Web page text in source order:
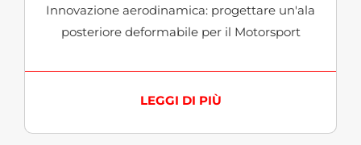
Innovazione aerodinamica: progettare un'ala
posteriore deformabile per il Motorsport
LEGGI DI PIÙ